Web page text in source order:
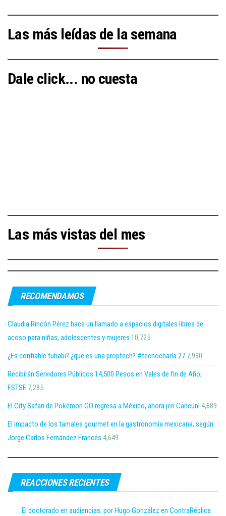
Las más leídas de la semana
Dale click... no cuesta
Las más vistas del mes
RECOMENDAMOS
Claudia Rincón Pérez hace un llamado a espacios digitales libres de
acoso para niñas, adolescentes y mujeres 10,725
¿Es confiable tuhabi? ¿que es una proptech? #tecnocharla 27 7,930
Recibirán Servidores Públicos 14,500 Pesos en Vales de fin de Año,
FSTSE 7,285
El City Safari de Pokémon GO regresa a México, ahora ¡en Cancún! 4,689
El impacto de los tamales gourmet en la gastronomía mexicana, según
Jorge Carlos Fernández Francés 4,649
REACCIONES RECIENTES
El doctorado en audiencias, por Hugo González en ContraRéplica